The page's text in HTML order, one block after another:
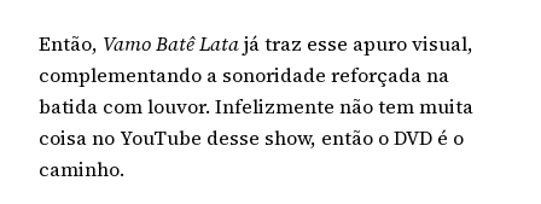
Então, Vamo Batê Latajá traz esse apuro visual,
complementando a sonoridade reforçada na
batida com louvor. Infelizmente não tem muita
coisa no YouTube desse show, então o DVD é o
caminho.